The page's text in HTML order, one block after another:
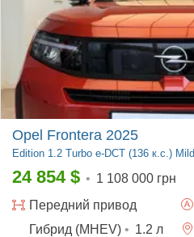
Opel Frontera 2025
Edition 1.2 Turbo e-DCT (136 к.с.)
24 854$ • 1 108 000 грн
Передний привод
Гибрид (MHEV) • 1.2 л